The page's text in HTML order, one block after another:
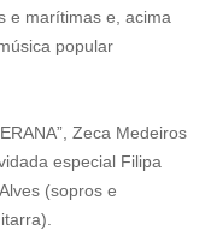
e marítimas e, acima
popular
Zeca Medeiros
especial Filipa
(sopros e